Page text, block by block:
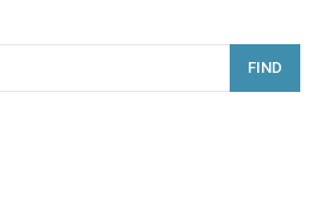
FIND